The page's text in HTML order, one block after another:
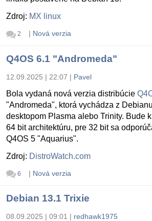
Zdroj: MX linux
2 | Nová verzia
Q4OS 6.1 "Andromeda"
12.09.2025 | 22:07 | Pavel
Bola vydaná nová verzia distribúcie
"Andromeda", ktorá vychádza z
desktopom Plasma alebo Trinity. Bude
64 bit architektúru, pre 32 bit sa
Q4OS 5 "Aquarius".
Zdroj: DistroWatch.com
6 | Nová verzia
Debian 13.1 Trixie
08.09.2025 | 09:01 | redhawk1975